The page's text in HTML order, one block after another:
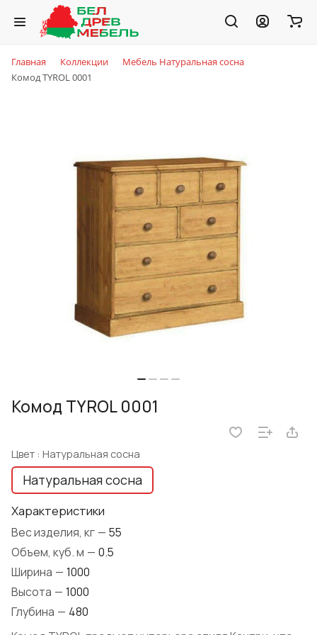
Главная Коллекции
Мебель Натуральная сосна
Комод TYROL 0001
Комод TYROL 0001
Цвет : Натуральная сосна
Натуральная сосна
Характеристики
Вес изделия, кг — 55
Объем, куб. м — 0.5
Ширина — 1000
Высота — 1000
Глубина — 480